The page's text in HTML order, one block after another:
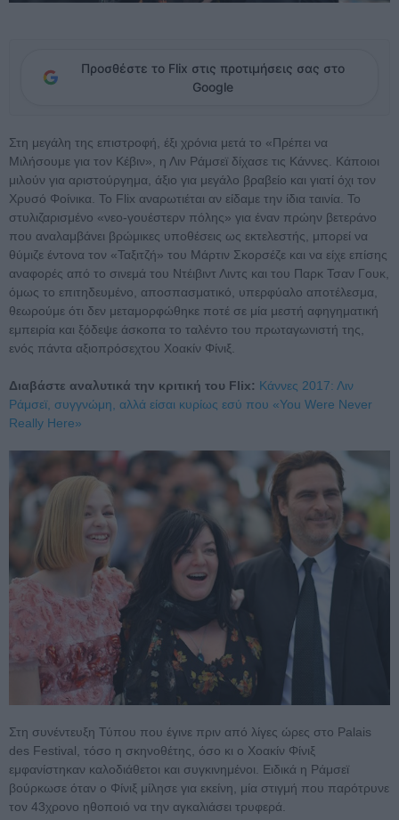
Προσθέστε το Flix στις προτιμήσεις σας στο
Google
Στη μεγάλη της επιστροφή, έξι χρόνια μετά το «Πρέπει να
Μιλήσουμε για τον Κέβιν», η Λιν Ράμσεϊ δίχασε τις Κάννες. Κάποιοι
μιλούν για αριστούργημα, άξιο για μεγάλο βραβείο και γιατί όχι τον
Χρυσό Φοίνικα. Το Flix αναρωτιέται αν είδαμε την ίδια ταινία. Το
στυλιζαρισμένο «νεο-γουέστερν πόλης» για έναν πρώην βετεράνο
που αναλαμβάνει βρώμικες υποθέσεις ως εκτελεστής, μπορεί να
θύμιζε έντονα τον «Ταξιτζή» του Μάρτιν Σκορσέζε και να είχε επίσης
αναφορές από το σινεμά του Ντέιβιντ Λιντς και του Παρκ Τσαν Γουκ,
όμως το επιτηδευμένο, αποσπασματικό, υπερφύαλο αποτέλεσμα,
θεωρούμε ότι δεν μεταμορφώθηκε ποτέ σε μία μεστή αφηγηματική
εμπειρία και ξόδεψε άσκοπα το ταλέντο του πρωταγωνιστή της,
ενός πάντα αξιοπρόσεχτου Χοακίν Φίνιξ.
Διαβάστε αναλυτικά την κριτική του Flix: Κάννες 2017: Λιν
Ράμσεϊ, συγγνώμη, αλλά είσαι κυρίως εσύ που «You Were Never
Really Here»
Στη συνέντευξη Τύπου που έγινε πριν από λίγες ώρες στo Palais
des Festival, τόσο η σκηνοθέτης, όσο κι ο Χοακίν Φίνιξ
εμφανίστηκαν καλοδιάθετοι και συγκινημένοι. Ειδικά η Ράμσεϊ
βούρκωσε όταν ο Φίνιξ μίλησε για εκείνη, μία στιγμή που παρότρυνε
τον 43χρονο ηθοποιό να την αγκαλιάσει τρυφερά.